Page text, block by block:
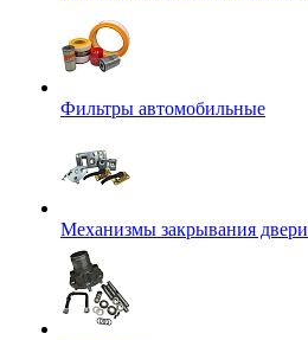
Фильтры автомобильные
Механизмы закрывания двери